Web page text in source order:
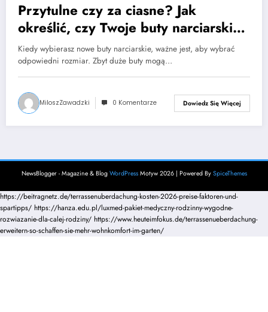
Przytulne czy za ciasne? Jak
określić, czy Twoje buty narciarskie
są odpowiedniego rozmiaru?
Kiedy wybierasz nowe buty narciarskie, ważne jest, aby wybrać
odpowiedni rozmiar. Zbyt duże buty mogą…
MiloszZawadzki 0 Komentarze Dowiedz Się Więcej
NewsBlogger - Magazine & Blog WordPressMotyw 2026 | Powered By SpiceThemes
https://beitragnetz.de/terrassenuberdachung-kosten-2026-preise-faktoren-und-
spartipps/ https://hanza.edu.pl/luxmed-pakiet-medyczny-rodzinny-wygodne-
rozwiazanie-dla-calej-rodziny/ https://www.heuteimfokus.de/terrassenueberdachung-
erweitern-so-schaffen-sie-mehr-wohnkomfort-im-garten/